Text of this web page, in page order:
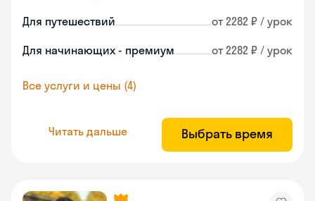
Для путешествий от 2282 ₽ / урок
Для начинающих - премиум от 2282 ₽ / урок
Все услуги и цены (4)
Читать дальше Выбрать время